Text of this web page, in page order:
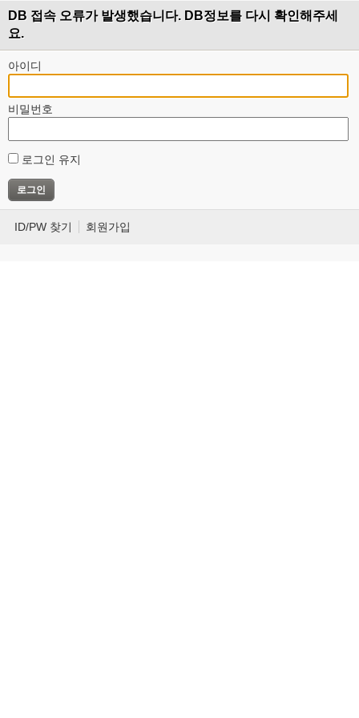
DB 접속 오류가 발생했습니다. DB정보를 다시 확인해주세
요.
아이디
비밀번호
로그인 유지
ID/PW 찾기 회원가입